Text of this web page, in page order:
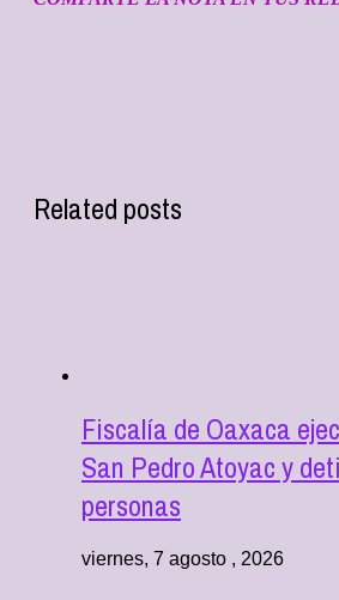
Related posts
Fiscalía de Oaxaca
San Pedro Atoyac y
personas
viernes, 7 agosto , 2026